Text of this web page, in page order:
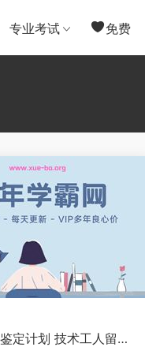
专业考试 免费
定计划 技术工人留澳